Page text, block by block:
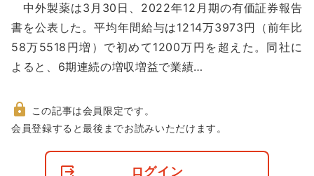
動
中外製薬は3月30日、2022年12月期の有価証券報告
書を公表した。平均年間給与は1214万3973円（前年比
58万5518円増）で初めて1200万円を超えた。同社に
よると、6期連続の増収増益で業績…
非
この記事は会員限定です。
会員登録すると最後までお読みいただけます。
ログイン